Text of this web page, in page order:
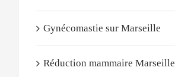
Gynécomastie sur Marseille
Réduction mammaire Marseille